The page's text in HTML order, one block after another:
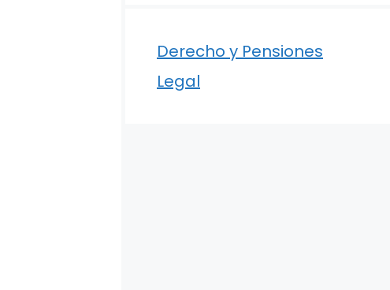
Derecho y Pensiones
Legal